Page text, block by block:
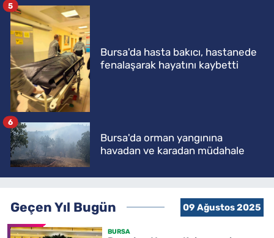
Bursa'da hasta bakıcı, hastanede
fenalaşarak hayatını kaybetti
5
Bursa'da orman yangınına
havadan ve karadan müdahale
6
Geçen Yıl Bugün 09 Ağustos 2025
BURSA